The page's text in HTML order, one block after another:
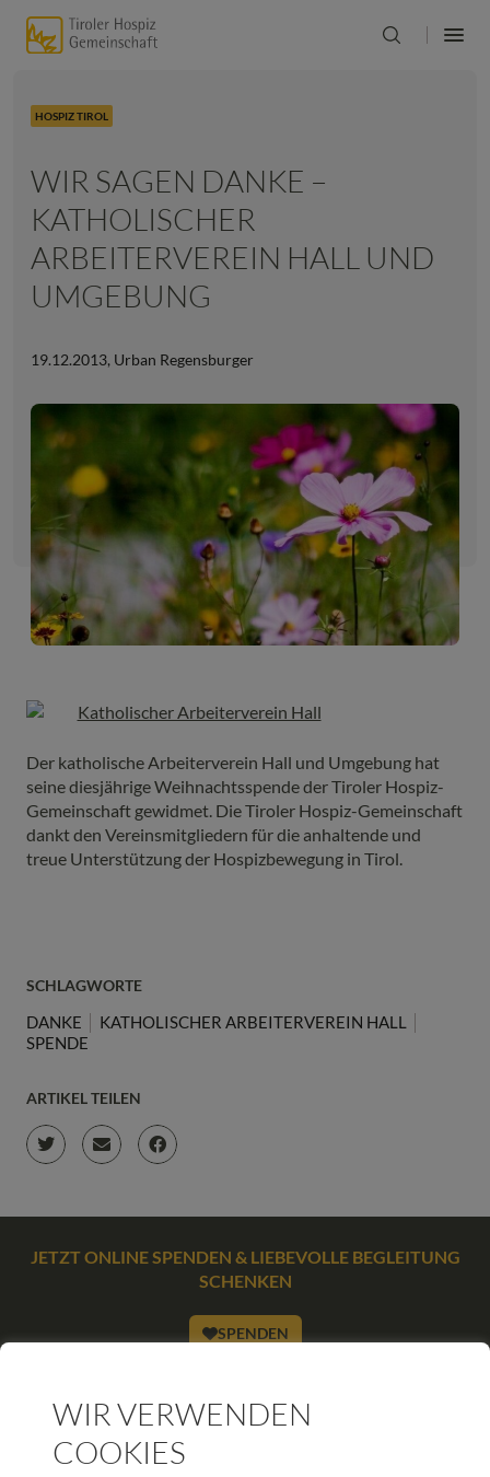
HOSPIZ TIROL
WIR SAGEN DANKE –
KATHOLISCHER
ARBEITERVEREIN HALL UND
UMGEBUNG
19.12.2013, Urban Regensburger
Der katholische Arbeiterverein Hall und Umgebung hat
seine diesjährige Weihnachtsspende der Tiroler Hospiz-
Gemeinschaft gewidmet. Die Tiroler Hospiz-Gemeinschaft
dankt den Vereinsmitgliedern für die anhaltende und
treue Unterstützung der Hospizbewegung in Tirol.
SCHLAGWORTE
DANKE
KATHOLISCHER ARBEITERVEREIN HALL
SPENDE
ARTIKEL TEILEN
JETZT ONLINE SPENDEN & LIEBEVOLLE BEGLEITUNG
SCHENKEN
SPENDEN
WEITERE BEITRÄGE DIESER KATEGORIE
WIR VERWENDEN
COOKIES